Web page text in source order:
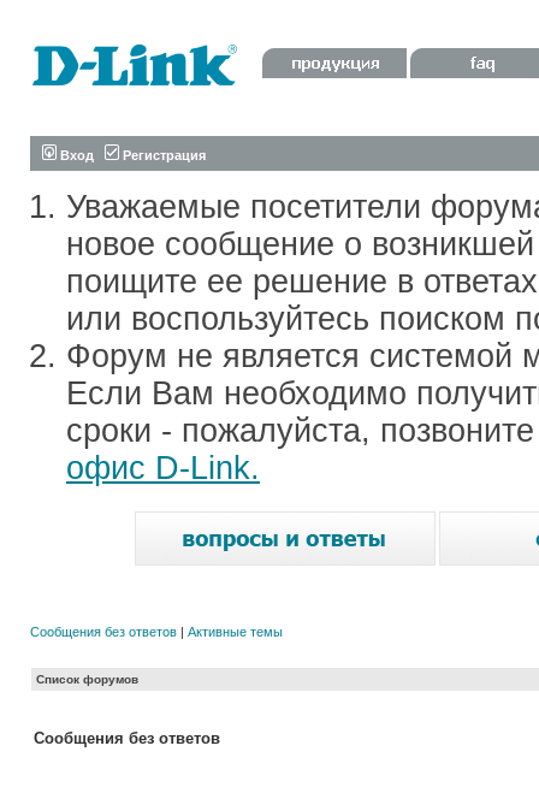
Вход Регистрация
Уважаемые посетители
новое сообщение о
поищите ее решение в
или воспользуйтесь поиском
Форум не является системой
Если Вам необходимо
сроки - пожалуйста,
офис D-Link.
Сообщения без ответов | Активные темы
Список форумов
Сообщения без ответов